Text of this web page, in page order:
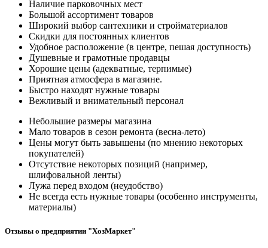
Наличие парковочных мест
Большой ассортимент товаров
Широкий выбор сантехники и стройматериалов
Скидки для постоянных клиентов
Удобное расположение (в центре, пешая доступность)
Душевные и грамотные продавцы
Хорошие цены (адекватные, терпимые)
Приятная атмосфера в магазине.
Быстро находят нужные товары
Вежливый и внимательный персонал
Небольшие размеры магазина
Мало товаров в сезон ремонта (весна-лето)
Цены могут быть завышены (по мнению некоторых
покупателей)
Отсутствие некоторых позиций (например,
шлифовальной ленты)
Лужа перед входом (неудобство)
Не всегда есть нужные товары (особенно инструменты,
материалы)
Отзывы о предприятии "ХозМаркет"